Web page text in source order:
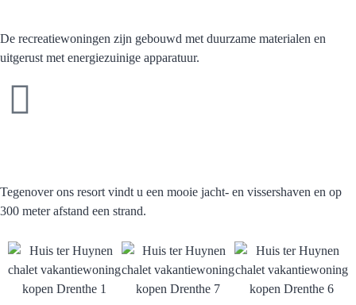
De recreatiewoningen zijn gebouwd met duurzame materialen en
uitgerust met energiezuinige apparatuur.
Tegenover ons resort vindt u een mooie jacht- en vissershaven en op
300 meter afstand een strand.